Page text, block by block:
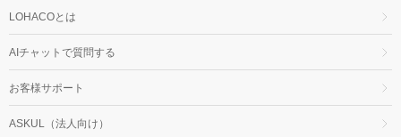
LOHACOとは
AIチャットで質問する
お客様サポート
ASKUL（法人向け）